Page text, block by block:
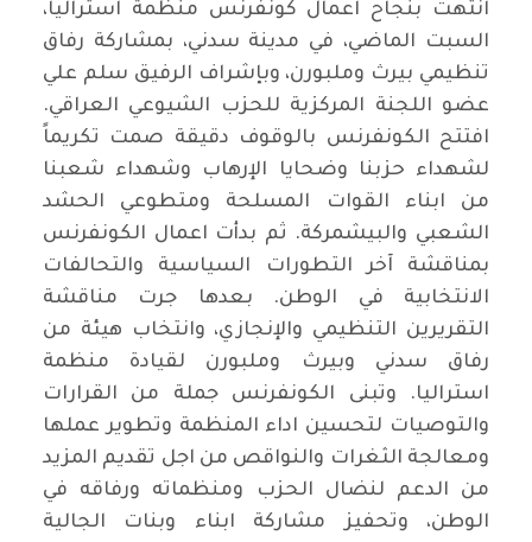
انتهت بنجاح اعمال كونفرنس منظمة استراليا،
السبت الماضي، في مدينة سدني، بمشاركة رفاق
تنظيمي بيرث وملبورن، وبإشراف الرفيق سلم علي
عضو اللجنة المركزية للحزب الشيوعي العراقي.
افتتح الكونفرنس بالوقوف دقيقة صمت تكريماً
لشهداء حزبنا وضحايا الإرهاب وشهداء شعبنا
من ابناء القوات المسلحة ومتطوعي الحشد
الشعبي والبيشمركة. ثم بدأت اعمال الكونفرنس
بمناقشة آخر التطورات السياسية والتحالفات
الانتخابية في الوطن. بعدها جرت مناقشة
التقريرين التنظيمي والإنجازي، وانتخاب هيئة من
رفاق سدني وبيرث وملبورن لقيادة منظمة
استراليا. وتبنى الكونفرنس جملة من القرارات
والتوصيات لتحسين اداء المنظمة وتطوير عملها
ومعالجة الثغرات والنواقص من اجل تقديم المزيد
من الدعم لنضال الحزب ومنظماته ورفاقه في
الوطن، وتحفيز مشاركة ابناء وبنات الجالية